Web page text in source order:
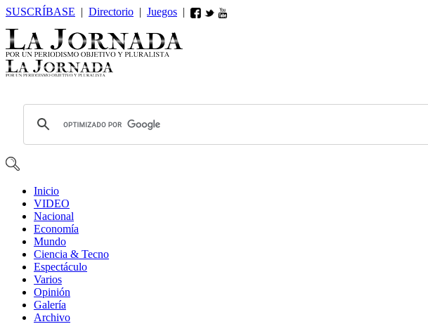
SUSCRÍBASE | Directorio | Juegos |
Inicio
VIDEO
Nacional
Economía
Mundo
Ciencia & Tecno
Espectáculo
Varios
Opinión
Galería
Archivo